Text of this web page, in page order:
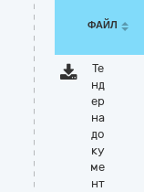
ФАЙЛ
Те
нд
ер
на
до
ку
ме
нт